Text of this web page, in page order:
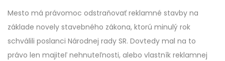
Mesto má právomoc odstraňovať reklamné stavby na
základe novely stavebného zákona, ktorú minulý rok
schválili poslanci Národnej rady SR. Dovtedy mal na to
právo len majiteľ nehnuteľnosti, alebo vlastník reklamnej